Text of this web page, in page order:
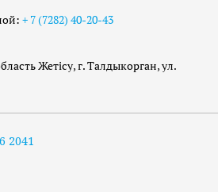
+ 7 (7282) 40-20-43
Жетісу, г. Талдыкорган, ул.
2041